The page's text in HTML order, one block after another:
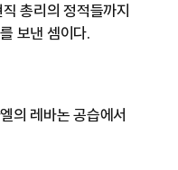
총리의 정적들까지
보낸 셈이다.
의 레바논 공습에서